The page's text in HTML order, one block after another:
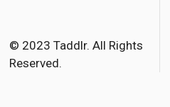
o
k
r
© 2023 Taddlr. All Rights
Reserved.